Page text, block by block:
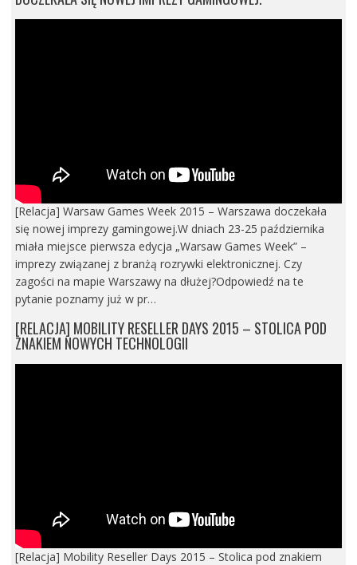
[Relacja] Warsaw Games Week 2015 – Warszawa doczekała
się nowej imprezy gamingowej.W dniach 23-25 października
miała miejsce pierwsza edycja „Warsaw Games Week” –
imprezy związanej z branżą rozrywki elektronicznej. Czy
zagości na mapie Warszawy na dłużej?Odpowiedź na te
pytanie poznamy już w pr…
[RELACJA] MOBILITY RESELLER DAYS 2015 – STOLICA POD
ZNAKIEM NOWYCH TECHNOLOGII
[Relacja] Mobility Reseller Days 2015 – Stolica pod znakiem